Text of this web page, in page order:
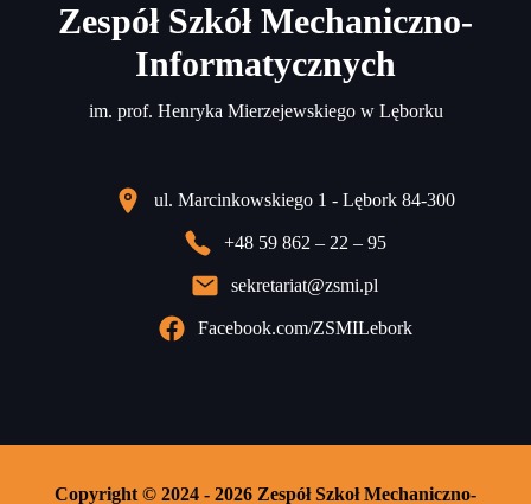
Zespół Szkół Mechaniczno-
Informatycznych
im. prof. Henryka Mierzejewskiego w Lęborku
ul. Marcinkowskiego 1 - Lębork 84-300
+48 59 862 – 22 – 95
sekretariat@zsmi.pl
Facebook.com/ZSMILebork
Copyright © 2024 - 2026 Zespół Szkoł Mechaniczno-